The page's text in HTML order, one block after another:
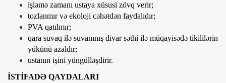
işləmə zamanı ustaya xüsusi zövq verir;
tozlanmır və ekoloji cəhətdən faydalıdır;
PVA qatılmır;
qara suvaq ilə suvamnış divar səthi ilə müqayisədə tikililərin
yükünü azaldır;
ustanın işini yüngülləşdirir.
İSTİFADƏ QAYDALARI